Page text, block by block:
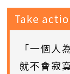
Take
「一個人
就不會寂